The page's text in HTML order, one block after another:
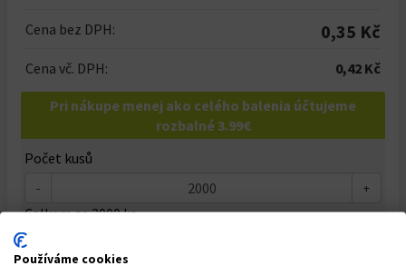
Cena bez DPH: 0,35 Kč
Cena vč. DPH: 0,42 Kč
Pri nákupe menej ako celého balenia účtujeme
rozbalné 3.99€
Počet kusů
- +
Celkem za2000ks
Používáme cookies